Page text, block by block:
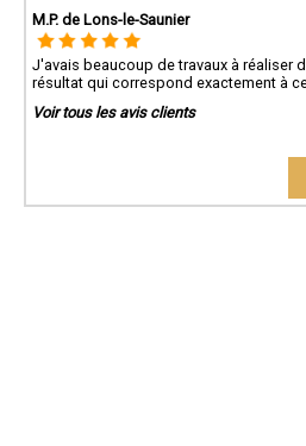
M.P. de Lons-le-Saunier
J'avais beaucoup de travaux à réaliser
résultat qui correspond exactement à
Voir tous les avis clients